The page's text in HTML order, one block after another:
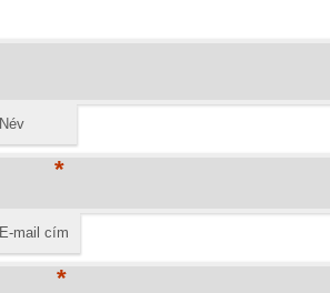
Név
*
E-mail cím
*